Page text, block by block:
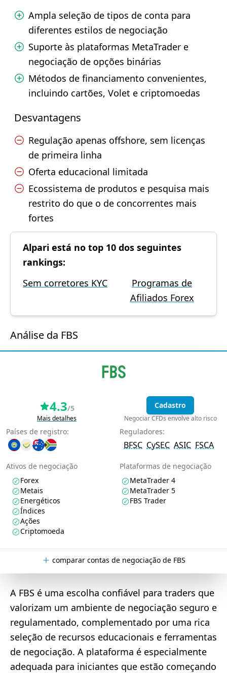
Ampla seleção de tipos de conta para
diferentes estilos de negociação
Suporte às plataformas MetaTrader e
negociação de opções binárias
Métodos de financiamento convenientes,
incluindo cartões, Volet e criptomoedas
Desvantagens
Regulação apenas offshore, sem licenças
de primeira linha
Oferta educacional limitada
Ecossistema de produtos e pesquisa mais
restrito do que o de concorrentes mais
fortes
Alpari está no top 10 dos seguintes
rankings:
Sem corretores KYC
Programas de
Afiliados Forex
Análise da FBS
4.3/5
Mais detalhes
Cadastro
Negociar CFDs envolve alto risco
Países de registro: Reguladores:
BFSC CySEC ASIC FSCA
Ativos de negociação
Forex
Metais
Energéticos
Índices
Ações
Criptomoeda
Plataformas de negociação
MetaTrader 4
MetaTrader 5
FBS Trader
comparar contas de negociação de FBS
A FBS é uma escolha confiável para traders que
valorizam um ambiente de negociação seguro e
regulamentado, complementado por uma rica
seleção de recursos educacionais e ferramentas
de negociação. A plataforma é especialmente
adequada para iniciantes que estão começando